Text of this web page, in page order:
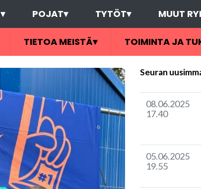
▾ POJAT▾ TYTÖT▾ MUUT
TIETOA MEISTÄ▾ TOIMINTA JA
Seuran
08.06.2025
17.40
05.06.2025
19.55